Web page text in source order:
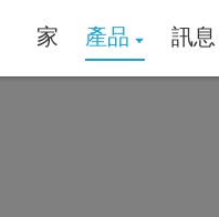
家 產品 訊息